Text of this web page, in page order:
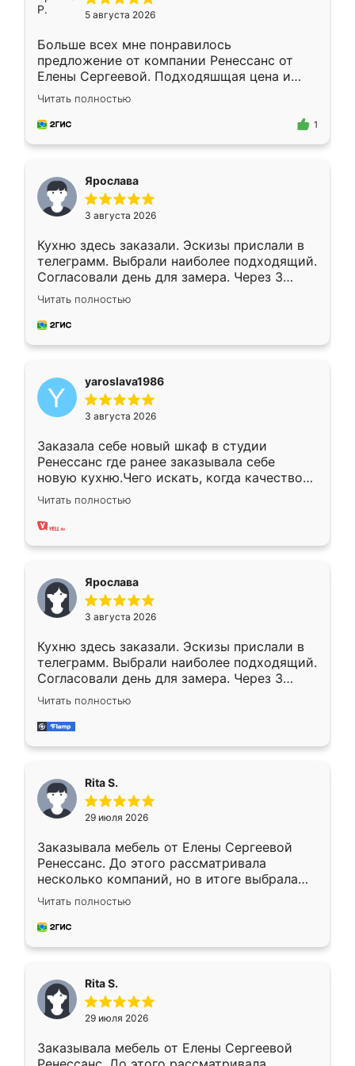
5 августа 2026
Больше всех мне понравилось
предложение от компании Ренессанс от
Елены Сергеевой. Подходяшщая цена и
короткие сроки изготовления. Приехавший
для замера сотрудник Владислав
предложил по моему эскизу самый
Читать полностью
1
Ярослава
3 августа 2026
Кухню здесь заказали. Эскизы прислали в
телеграмм. Выбрали наиболее подходящий.
Согласовали день для замера. Через 3
недели кухня была уже готова. Остались
довольны работой. Спасибо Ренессанс
мебель за качественную работу!
Читать полностью
yaroslava1986
3 августа 2026
Заказала себе новый шкаф в студии
Ренессанс где ранее заказывала себе
новую кухню.Чего искать, когда качеством
вполне довольна. Служит кухня уже почти
два года, нареканий нет.
Читать полностью
Ярослава
3 августа 2026
Кухню здесь заказали. Эскизы прислали в
телеграмм. Выбрали наиболее подходящий.
Согласовали день для замера. Через 3
недели кухня была уже готова. Остались
довольны работой. Спасибо Ренессанс
мебель за качественную работу!
Читать полностью
Rita S.
29 июля 2026
Заказывала мебель от Елены Сергеевой
Ренессанс. До этого рассматривала
несколько компаний, но в итоге выбрала
эту. Сначала обговорили условия, потом
приехал замерщик, всё спокойно объяснил
и снял размеры. Изготовили в срок, с
каких-либо доработок. Качеством осталась
довольна, все выглядит так, как и ожидала.
Читать полностью
Rita S.
29 июля 2026
Заказывала мебель от Елены Сергеевой